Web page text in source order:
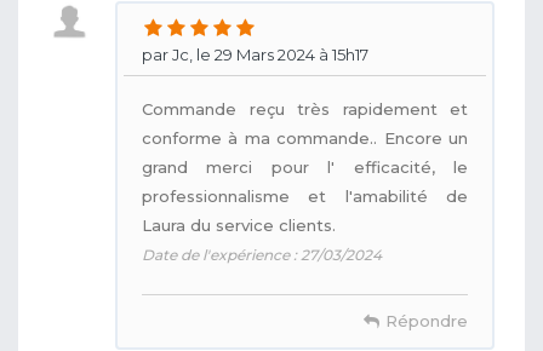
par Jc, le 29 Mars 2024 à 15h17
Commande reçu très rapidement et
conforme à ma commande.. Encore un
grand merci pour l' efficacité, le
professionnalisme et l'amabilité de
Laura du service clients.
Date de l'expérience : 27/03/2024
Répondre